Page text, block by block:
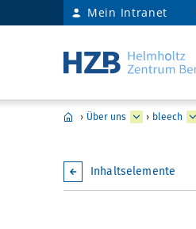
Mein Intranet
› Über uns › bleech
Inhaltselemente